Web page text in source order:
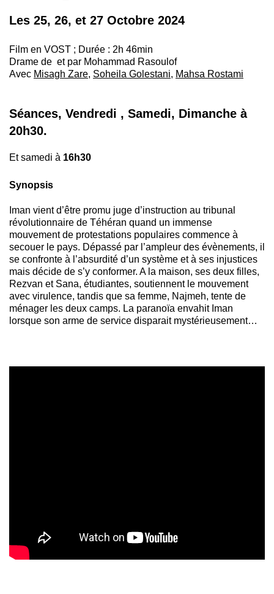
Les 25, 26, et 27 Octobre 2024
Film en VOST ; Durée : 2h 46min
Drame de et par Mohammad Rasoulof
Avec Misagh Zare, Soheila Golestani, Mahsa Rostami
Séances, Vendredi , Samedi, Dimanche à
20h30.
Et samedi à 16h30
Synopsis
Iman vient d’être promu juge d’instruction au tribunal
révolutionnaire de Téhéran quand un immense
mouvement de protestations populaires commence à
secouer le pays. Dépassé par l’ampleur des évènements, il
se confronte à l’absurdité d’un système et à ses injustices
mais décide de s’y conformer. A la maison, ses deux filles,
Rezvan et Sana, étudiantes, soutiennent le mouvement
avec virulence, tandis que sa femme, Najmeh, tente de
ménager les deux camps. La paranoïa envahit Iman
lorsque son arme de service disparait mystérieusement…